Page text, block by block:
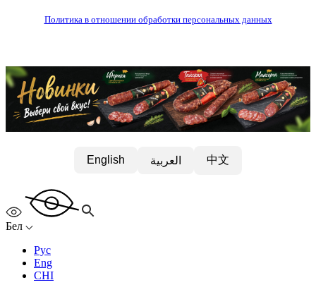
Политика в отношении обработки персональных данных
English العربية 中文
Бел
Рус
Eng
CHI